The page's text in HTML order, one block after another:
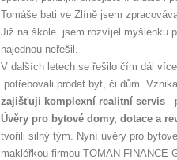
Tomáše bati ve Zlíně jsem
Již na škole jsem rozvíjel myšlenku
najednou neřešil.
V dalších letech se řešilo čím dál
potřebovali prodat byt, či dům.
zajišťuji komplexní realitní servis -
Úvěry pro bytové domy, dotace a
tvořili silný tým. Nyní úvěry pro
makléřkou firmou TOMAN FINANCE